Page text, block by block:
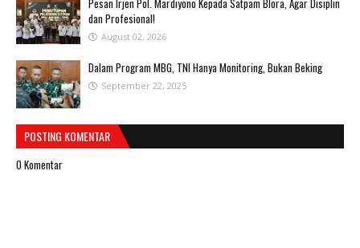
Pesan Irjen Pol. Mardiyono Kepada Satpam Blora, Agar Disiplin
dan Profesional!
August 02, 2026
Dalam Program MBG, TNI Hanya Monitoring, Bukan Beking
September 22, 2025
POSTING KOMENTAR
0 Komentar